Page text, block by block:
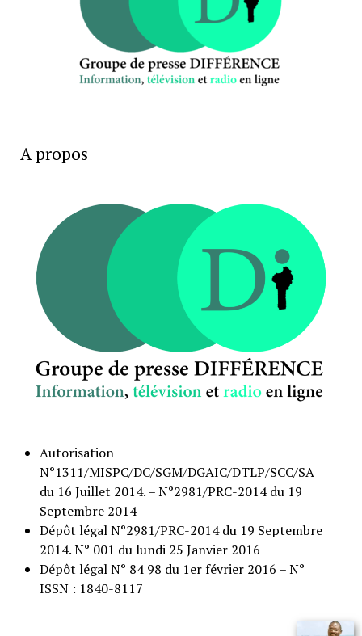
A propos
Autorisation
N°1311/MISPC/DC/SGM/DGAIC/DTLP/SCC/SA
du 16 Juillet 2014. – N°2981/PRC-2014 du 19
Septembre 2014
Dépôt légal N°2981/PRC-2014 du 19 Septembre
2014. N° 001 du lundi 25 Janvier 2016
Dépôt légal N° 84 98 du 1er février 2016 – N°
ISSN : 1840-8117